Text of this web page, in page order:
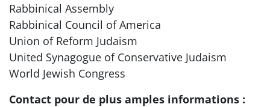
Rabbinical Assembly
Rabbinical Council of America
Union of Reform Judaism
United Synagogue of Conservative Judaism
World Jewish Congress
Contact pour de plus amples informations :